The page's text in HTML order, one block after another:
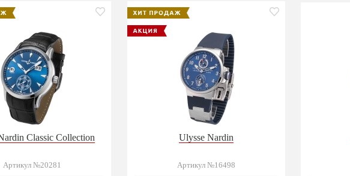
Classic Collection
Артикул №20281
Ulysse Nardin
Артикул №16498